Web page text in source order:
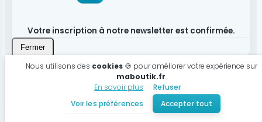
Votre inscription à notre newsletter est confirmée.
Fermer
Produit bien ajouté à votre panier
Continuer mes achats
Nous utilisons des cookies 🍪 pour améliorer votre expérience sur
maboutik.fr.
En savoir plus
Refuser
Voir les préférences
Accepter tout